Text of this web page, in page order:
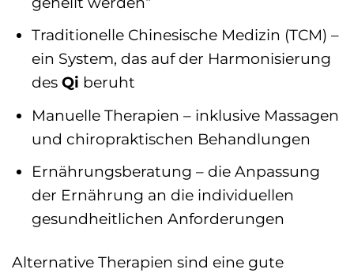
Traditionelle Chinesische Medizin (TCM) –
ein System, das auf der Harmonisierung
des Qi beruht
Manuelle Therapien – inklusive Massagen
und chiropraktischen Behandlungen
Ernährungsberatung – die Anpassung
der Ernährung an die individuellen
gesundheitlichen Anforderungen
Alternative Therapien sind eine gute